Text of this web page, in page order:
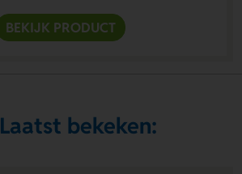
BEKIJK PRODUCT
Laatst bekeken: